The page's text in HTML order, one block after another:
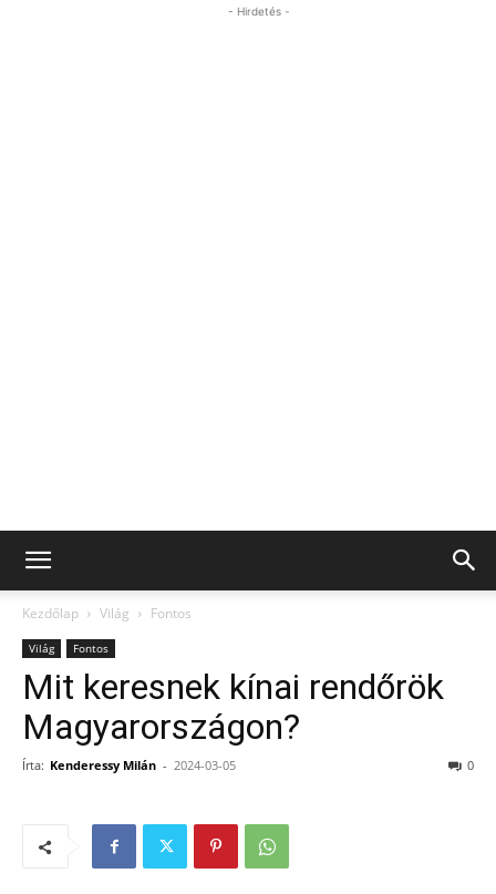
- Hirdetés -
Kezdőlap Világ Fontos
Világ Fontos
Mit keresnek kínai rendőrök
Magyarországon?
Írta: Kenderessy Milán - 2024-03-05 0